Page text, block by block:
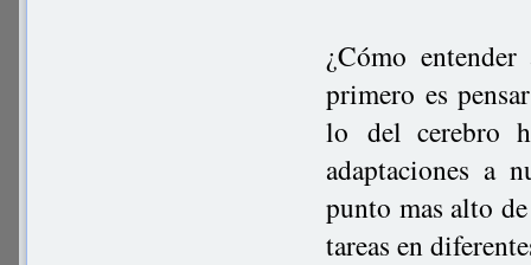
¿Cómo
primero es
lo del cerebro
adaptaciones a
punto mas alto
tareas en